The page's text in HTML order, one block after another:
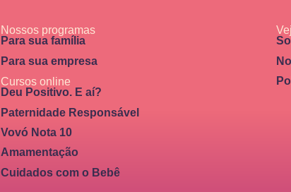
Nossos programas
Para sua família
Para sua empresa
Cursos online
Deu Positivo. E aí?
Paternidade Responsável
Vovó Nota 10
Amamentação
Cuidados com o Bebê